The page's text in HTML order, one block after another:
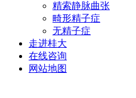
精索静脉曲张
畸形精子症
无精子症
走进桂大
在线咨询
网站地图